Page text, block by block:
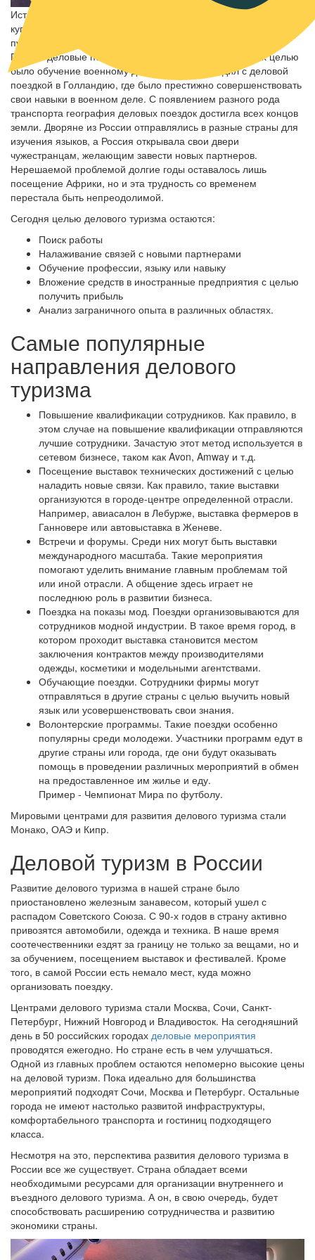
История делового туризма началась еще в VII веке. Тогда
купцы совершали деловые поездки с целью реализации
пушнины, тканей, одежды и многого другого. Во времена
Петра I деловые поездки осуществлялись в Европу. Их целью
было обучение военному делу. Сам Петр I ездил с деловой
поездкой в Голландию, где было престижно совершенствовать
свои навыки в военном деле. С появлением разного рода
транспорта география деловых поездок достигла всех концов
земли. Дворяне из России отправлялись в разные страны для
изучения языков, а Россия открывала свои двери
чужестранцам, желающим завести новых партнеров.
Нерешаемой проблемой долгие годы оставалось лишь
посещение Африки, но и эта трудность со временем
перестала быть непреодолимой.
Сегодня целью делового туризма остаются:
Поиск работы
Налаживание связей с новыми партнерами
Обучение профессии, языку или навыку
Вложение средств в иностранные предприятия с целью
получить прибыль
Анализ заграничного опыта в различных областях.
Самые популярные
направления делового
туризма
Повышение квалификации сотрудников. Как правило, в
этом случае на повышение квалификации отправляются
лучшие сотрудники. Зачастую этот метод используется в
сетевом бизнесе, таком как Avon, Amway и т.д.
Посещение выставок технических достижений с целью
наладить новые связи. Как правило, такие выставки
организуются в городе-центре определенной отрасли.
Например, авиасалон в Лебурже, выставка фермеров в
Ганновере или автовыставка в Женеве.
Встречи и форумы. Среди них могут быть выставки
международного масштаба. Такие мероприятия
помогают уделить внимание главным проблемам той
или иной отрасли. А общение здесь играет не
последнюю роль в развитии бизнеса.
Поездка на показы мод. Поездки организовываются для
сотрудников модной индустрии. В такое время город, в
котором проходит выставка становится местом
заключения контрактов между производителями
одежды, косметики и модельными агентствами.
Обучающие поездки. Сотрудники фирмы могут
отправляться в другие страны с целью выучить новый
язык или усовершенствовать свои знания.
Волонтерские программы. Такие поездки особенно
популярны среди молодежи. Участники программ едут в
другие страны или города, где они будут оказывать
помощь в проведении различных мероприятий в обмен
на предоставленное им жилье и еду.
Пример - Чемпионат Мира по футболу.
Мировыми центрами для развития делового туризма стали
Монако, ОАЭ и Кипр.
Деловой туризм в России
Развитие делового туризма в нашей стране было
приостановлено железным занавесом, который ушел с
распадом Советского Союза. С 90-х годов в страну активно
привозятся автомобили, одежда и техника. В наше время
соотечественники ездят за границу не только за вещами, но и
за обучением, посещением выставок и фестивалей. Кроме
того, в самой России есть немало мест, куда можно
организовать поездку.
Центрами делового туризма стали Москва, Сочи, Санкт-
Петербург, Нижний Новгород и Владивосток. На сегодняшний
день в 50 российских городах деловые мероприятия
проводятся ежегодно. Но стране есть в чем улучшаться.
Одной из главных проблем остаются непомерно высокие цены
на деловой туризм. Пока идеально для большинства
мероприятий подходят Сочи, Москва и Петербург. Остальные
города не имеют настолько развитой инфраструктуры,
комфортабельного транспорта и гостиниц подходящего
класса.
Несмотря на это, перспектива развития делового туризма в
России все же существует. Страна обладает всеми
необходимыми ресурсами для организации внутреннего и
въездного делового туризма. А он, в свою очередь, будет
способствовать расширению сотрудничества и развитию
экономики страны.
Назад